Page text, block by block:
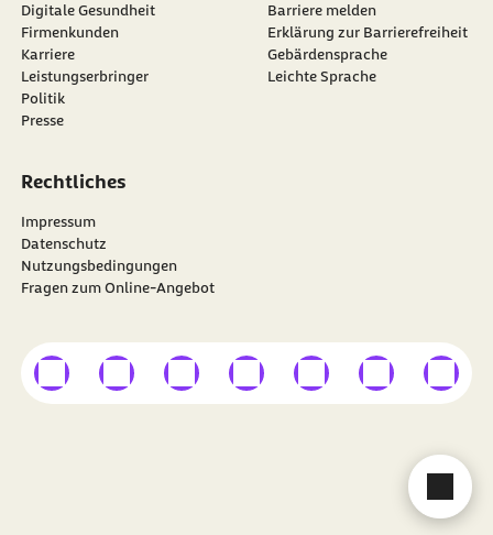
Digitale Gesundheit
Firmenkunden
Karriere
Leistungserbringer
Politik
Presse
Barriere melden
Erklärung zur Barrierefreiheit
Gebärdensprache
Leichte Sprache
Rechtliches
Impressum
Datenschutz
Nutzungsbedingungen
Fragen zum Online-Angebot
Besuchen Sie dieBARMER auf
externer Linkexterner Linkexterner Linkexterner Linkexterner Linkexterner Link